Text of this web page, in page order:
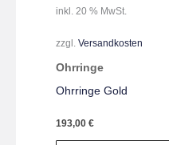
inkl. 20 % MwSt.
zzgl. Versandkosten
Ohrringe
Ohrringe Gold
193,00 €